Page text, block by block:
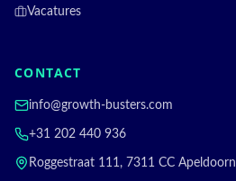
Vacatures
CONTACT
info@growth-busters.com
+31 202 440 936
Roggestraat 111, 7311 CC Apeldoorn